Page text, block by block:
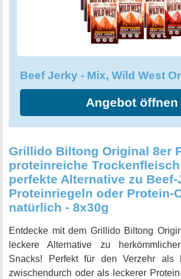
Angebot öffnen
Grillido Biltong Original 8er
proteinreiche
perfekte Alternative zu Beef-
Proteinriegeln oder Protein-
natürlich - 8x30g
Entdecke mit dem Grillido Biltong
leckere Alternative zu
Snacks! Perfekt für den Verzehr als
zwischendurch oder als leckerer